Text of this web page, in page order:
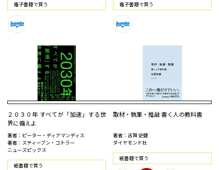
電⼦書籍で買う 電⼦書籍で買う
２０３０年 すべてが「加速」する世
界に備えよ
著者：ピーター・ディアマンディス
著者：スティーブン・コトラー
ニューズピックス
紙書籍で買う
取材・執筆・推敲 書く人の教科書
著者：古賀 史健
ダイヤモンド社
紙書籍で買う